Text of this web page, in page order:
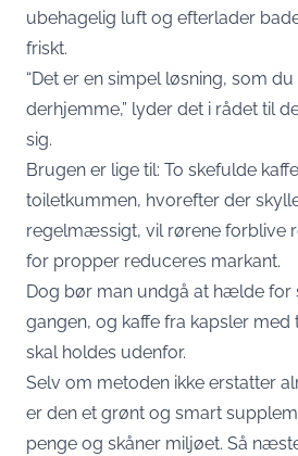
ubehagelig luft og efterlader
friskt.
“Det er en simpel løsning, som
derhjemme,” lyder det i rådet til
sig.
Brugen er lige til: To skefulde
toiletkummen, hvorefter der
regelmæssigt, vil rørene forblive
for propper reduceres markant.
Dog bør man undgå at hælde
gangen, og kaffe fra kapsler
skal holdes udenfor.
Selv om metoden ikke erstatter
er den et grønt og smart
penge og skåner miljøet. Så